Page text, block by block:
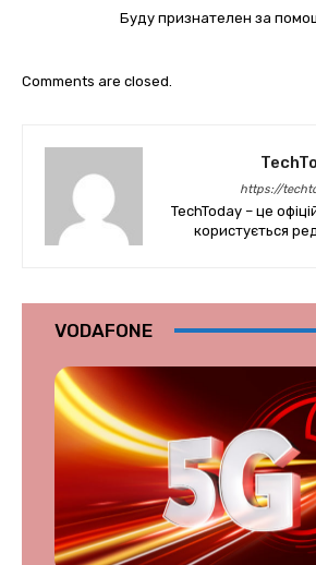
Буду признателен за
Comments are closed.
https://
TechToday – це
користується
VODAFONE